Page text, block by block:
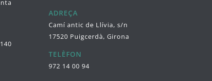
ADREÇA
Camí antic de Llívia, s/n
17520 Puigcerdà, Girona
TELÈFON
972 14 00 94